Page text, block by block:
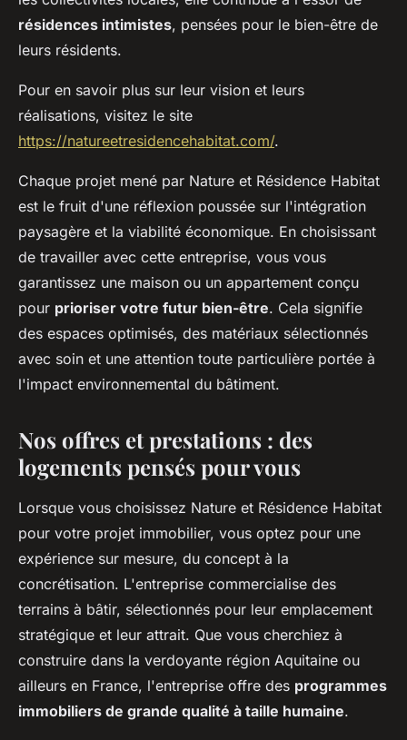
résidences intimistes, pensées pour le bien-être de
leurs résidents.
Pour en savoir plus sur leur vision et leurs
réalisations, visitez le site
https://natureetresidencehabitat.com/.
Chaque projet mené par Nature et Résidence Habitat
est le fruit d'une réflexion poussée sur l'intégration
paysagère et la viabilité économique. En choisissant
de travailler avec cette entreprise, vous vous
garantissez une maison ou un appartement conçu
pour prioriser votre futur bien-être. Cela signifie
des espaces optimisés, des matériaux sélectionnés
avec soin et une attention toute particulière portée à
l'impact environnemental du bâtiment.
Nos offres et prestations : des
logements pensés pour vous
Lorsque vous choisissez Nature et Résidence Habitat
pour votre projet immobilier, vous optez pour une
expérience sur mesure, du concept à la
concrétisation. L'entreprise commercialise des
terrains à bâtir, sélectionnés pour leur emplacement
stratégique et leur attrait. Que vous cherchiez à
construire dans la verdoyante région Aquitaine ou
ailleurs en France, l'entreprise offre des programmes
immobiliers de grande qualité à taille humaine.